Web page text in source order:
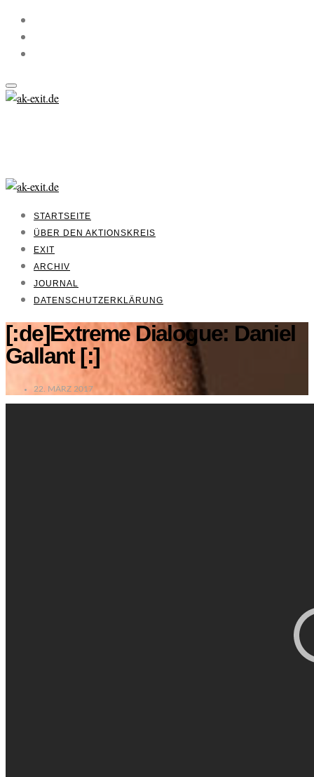
STARTSEITE
ÜBER DEN AKTIONSKREIS
EXIT
ARCHIV
JOURNAL
DATENSCHUTZERKLÄRUNG
[:de]Extreme Dialogue: Daniel
Gallant [:]
22. MÄRZ 2017